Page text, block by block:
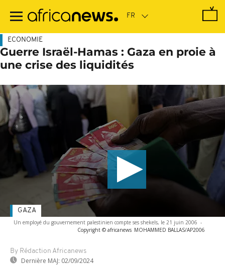
contenu
ECONOMIE
Guerre Israël-Hamas : Gaza en proie à
une crise des liquidités
Un employé du gouvernement palestinien compte ses shekels, le 21 juin 2006 -
Copyright © africanews MOHAMMED BALLAS/AP2006
By Rédaction Africanews
Dernière MAJ: 02/09/2024
GAZA